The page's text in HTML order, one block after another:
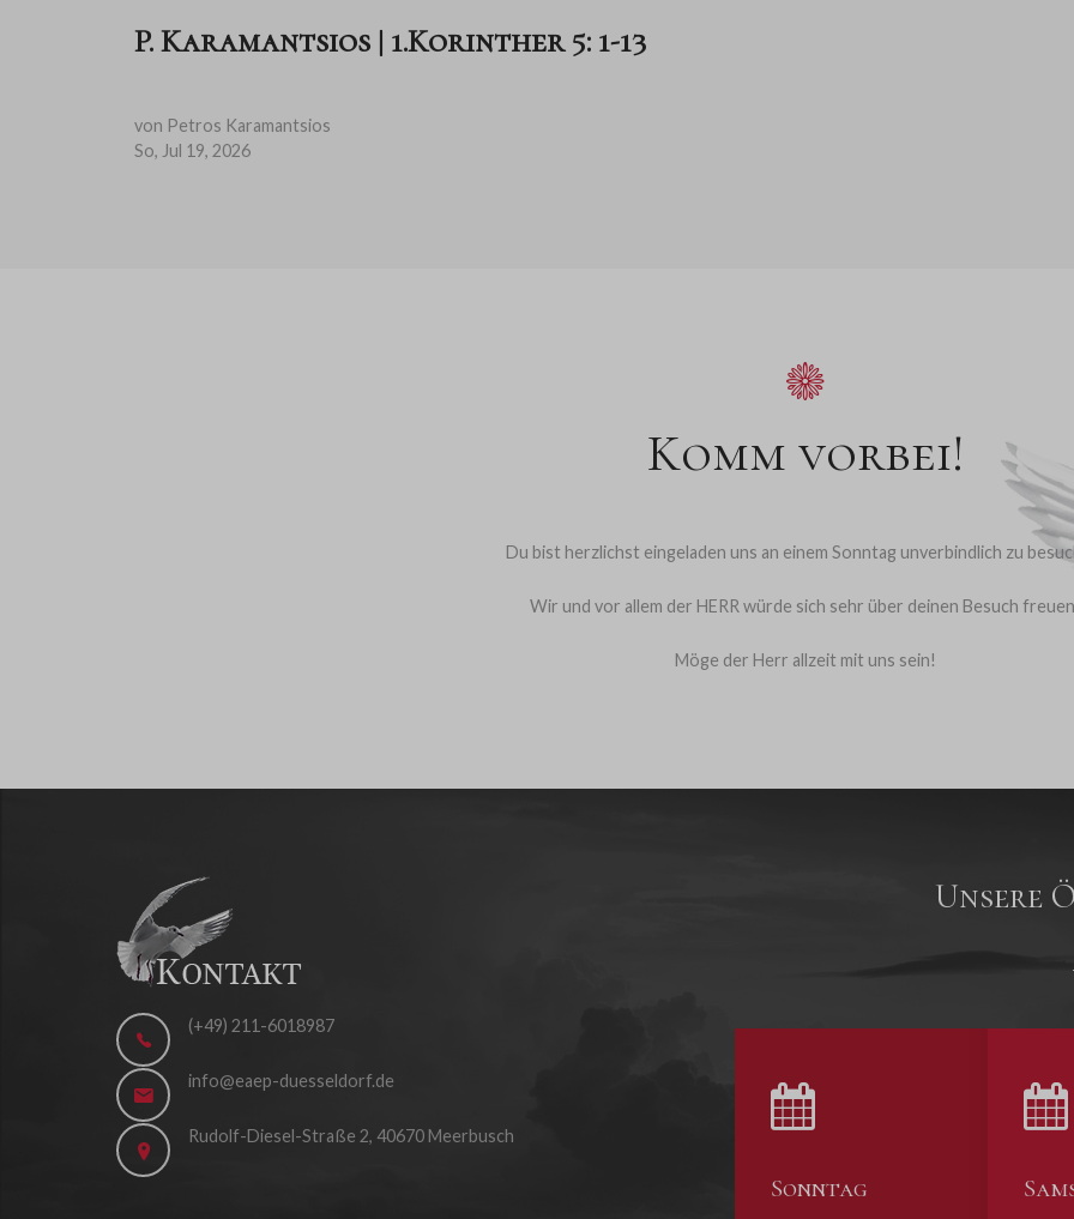
P. Karamantsios | 1.Korinther 5: 1-13
von Petros Karamantsios
So, Jul 19, 2026
Komm vorbei!
Du bist herzlichst eingeladen uns an einem Sonntag unverbindlich zu
Wir und vor allem der HERR würde sich sehr über deinen Besuch
Möge der Herr allzeit mit uns sein!
(+49) 211-6018987
info@eaep-duesseldorf.de
Rudolf-Diesel-Straße 2, 40670 Meerbusch
Unsere
Sonntag